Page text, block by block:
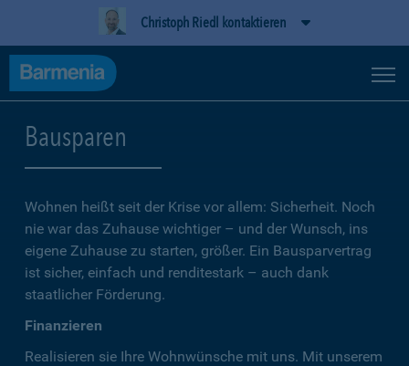
Christoph Riedl kontaktieren
Bausparen
Wohnen heißt seit der Krise vor allem: Sicherheit. Noch
nie war das Zuhause wichtiger – und der Wunsch, ins
eigene Zuhause zu starten, größer. Ein Bausparvertrag
ist sicher, einfach und renditestark – auch dank
staatlicher Förderung.
Finanzieren
Realisieren sie Ihre Wohnwünsche mit uns. Mit unserem